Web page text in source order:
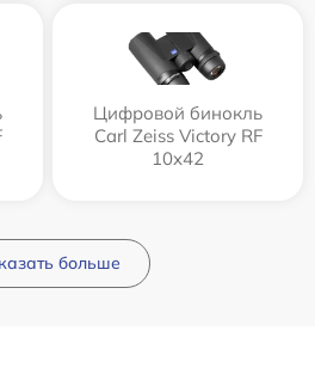
Цифровой бинокль
Carl Zeiss Victory RF
10x42
больше